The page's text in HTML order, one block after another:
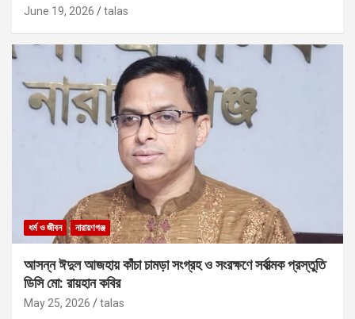
June 19, 2026 talas
ধর্ম ও জীবন নারায়ণগঞ্জ
আসন্ন ঈদুল আজহায় কাঁচা চামড়া সংগ্রহ ও সংরক্ষণে সর্বাত্মক প্রস্তুতি
ডিসি মো: রায়হান কবির
May 25, 2026 talas